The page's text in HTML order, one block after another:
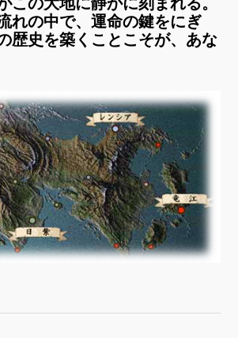
れの中で、運命の鍵をにぎ
歴史を築くことこそが、あな